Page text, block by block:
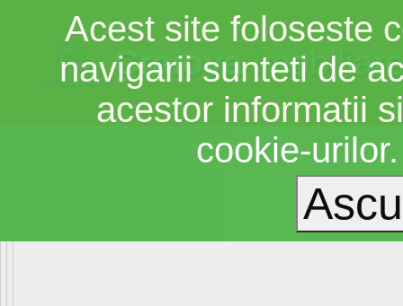
Craiova
Acest site foloseste
navigarii sunteti de
acestor informatii
cookie-